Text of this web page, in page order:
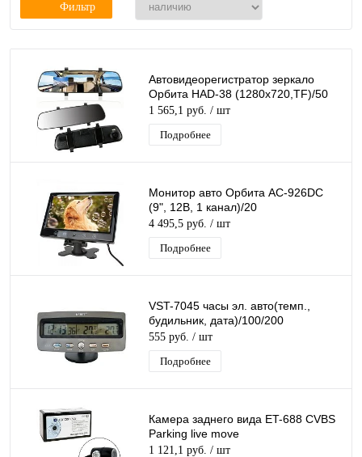
Фильтр
Автовидеорегистратор зеркало
Орбита HAD-38 (1280х720,TF)/50
1 565,1 руб. / шт
Подробнее
Монитор авто Орбита AC-926DC
(9", 12B, 1 канал)/20
4 495,5 руб. / шт
Подробнее
VST-7045 часы эл. авто(темп.,
будильник, дата)/100/200
555 руб. / шт
Подробнее
Камера заднего вида ET-688 CVBS
Parking live move
1 121,1 руб. / шт